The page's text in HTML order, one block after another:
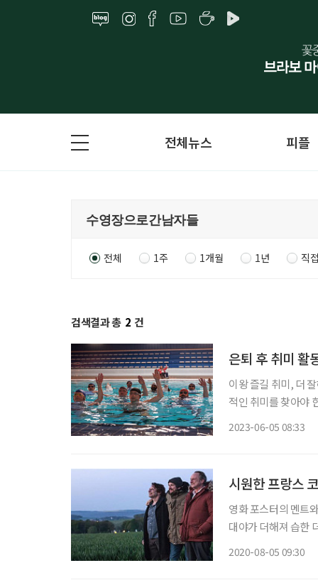
전체뉴스 피플
전체 1주 1개월 1년 직
검색결과 총 2 건
은퇴 후 취미 활
이왕 즐길 취미, 더
적인 취미를 찾아야
2023-06-05 08:33
시원한 프랑스
영화 포스터의 멘트
대야가 더해져 습한
2020-08-05 09:30